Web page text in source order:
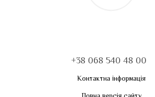
+38 068 540 48 00
Контактна інформація
Повна версія сайту